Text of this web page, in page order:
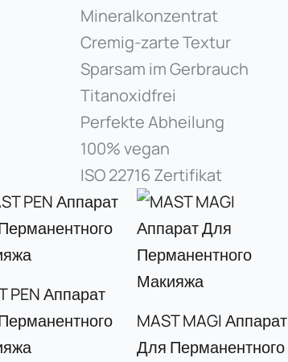
Mineralkonzentrat
Cremig-zarte Textur
Sparsam im Gerbrauch
Titanoxidfrei
Perfekte Abheilung
100% vegan
ISO 22716 Zertifikat
PEN Аппарат
MAST MAGI Аппарат
Для Перманентного